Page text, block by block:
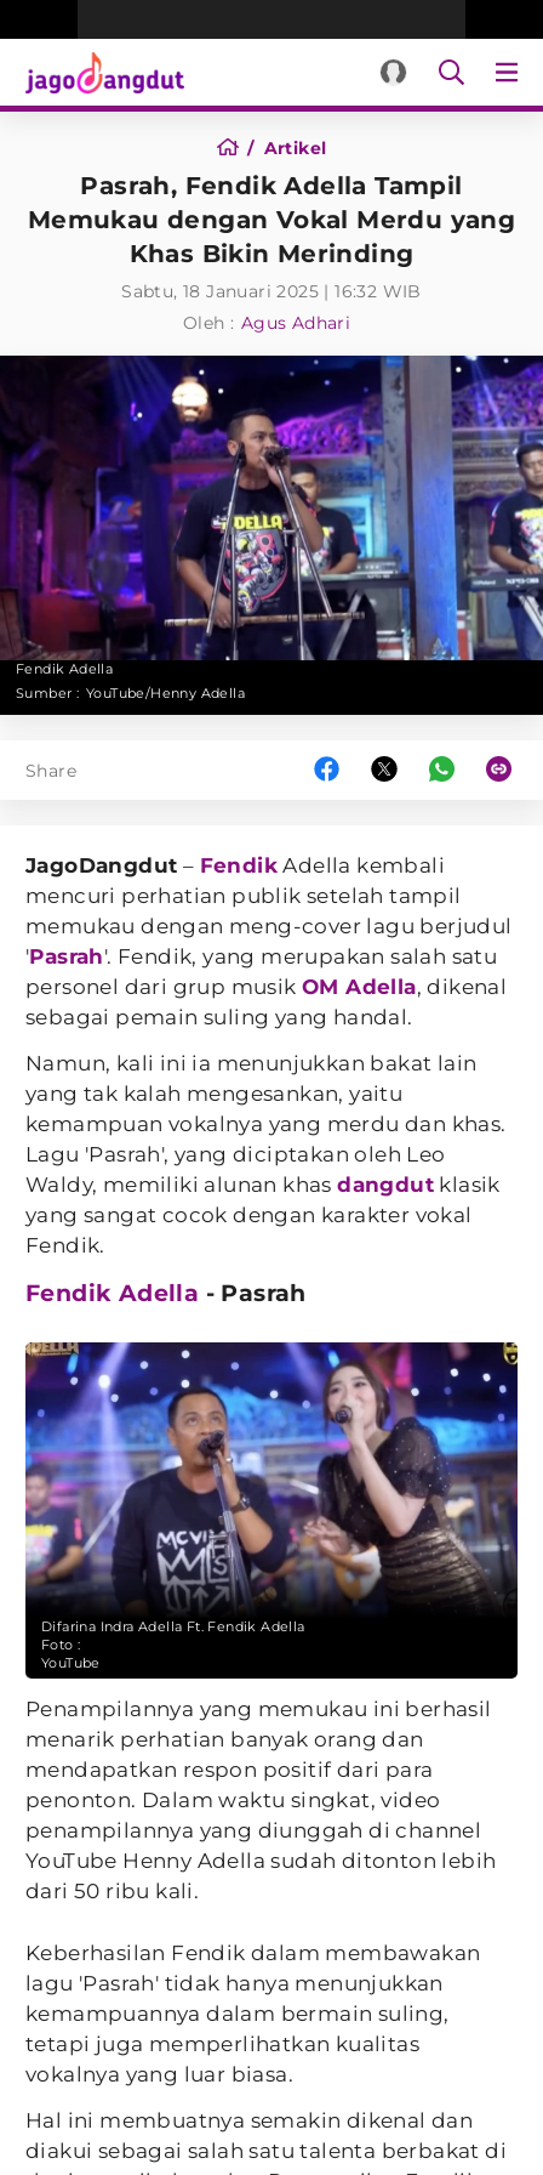
Artikel
Pasrah, Fendik Adella Tampil
Memukau dengan Vokal Merdu yang
Khas Bikin Merinding
Sabtu, 18 Januari 2025 | 16:32 WIB
Oleh : Agus Adhari
Fendik Adella
Sumber : YouTube/Henny Adella
Share
JagoDangdut – Fendik Adella kembali
mencuri perhatian publik setelah tampil
memukau dengan meng-cover lagu berjudul
'Pasrah'. Fendik, yang merupakan salah satu
personel dari grup musik OM Adella, dikenal
sebagai pemain suling yang handal.
Namun, kali ini ia menunjukkan bakat lain
yang tak kalah mengesankan, yaitu
kemampuan vokalnya yang merdu dan khas.
Lagu 'Pasrah', yang diciptakan oleh Leo
Waldy, memiliki alunan khasdangdut klasik
yang sangat cocok dengan karakter vokal
Fendik.
Fendik Adella - Pasrah
Difarina Indra Adella Ft. Fendik Adella
Foto :
YouTube
Penampilannya yang memukau ini berhasil
menarik perhatian banyak orang dan
mendapatkan respon positif dari para
penonton. Dalam waktu singkat, video
penampilannya yang diunggah di channel
YouTube Henny Adella sudah ditonton lebih
dari 50 ribu kali.
Keberhasilan Fendik dalam membawakan
lagu 'Pasrah' tidak hanya menunjukkan
kemampuannya dalam bermain suling,
tetapi juga memperlihatkan kualitas
vokalnya yang luar biasa.
Hal ini membuatnya semakin dikenal dan
diakui sebagai salah satu talenta berbakat di